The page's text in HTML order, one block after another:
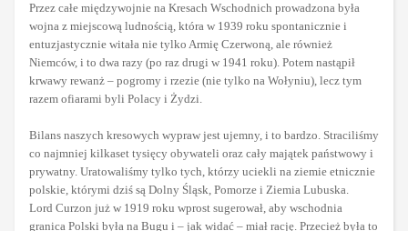
Przez całe międzywojnie na Kresach Wschodnich prowadzona była
wojna z miejscową ludnością, która w 1939 roku spontanicznie i
entuzjastycznie witała nie tylko Armię Czerwoną, ale również
Niemców, i to dwa razy (po raz drugi w 1941 roku). Potem nastąpił
krwawy rewanż – pogromy i rzezie (nie tylko na Wołyniu), lecz tym
razem ofiarami byli Polacy i Żydzi.
Bilans naszych kresowych wypraw jest ujemny, i to bardzo. Straciliśmy
co najmniej kilkaset tysięcy obywateli oraz cały majątek państwowy i
prywatny. Uratowaliśmy tylko tych, którzy uciekli na ziemie etnicznie
polskie, którymi dziś są Dolny Śląsk, Pomorze i Ziemia Lubuska.
Lord Curzon już w 1919 roku wprost sugerował, aby wschodnia
granica Polski była na Bugu i – jak widać – miał rację. Przecież była to